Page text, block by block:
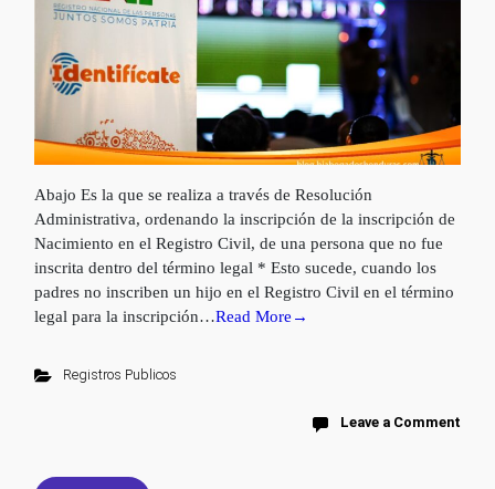
Abajo Es la que se realiza a través de Resolución
Administrativa, ordenando la inscripción de la inscripción de
Nacimiento en el Registro Civil, de una persona que no fue
inscrita dentro del término legal * Esto sucede, cuando los
padres no inscriben un hijo en el Registro Civil en el término
legal para la inscripción…Read More→
Registros Publicos
Leave a Comment